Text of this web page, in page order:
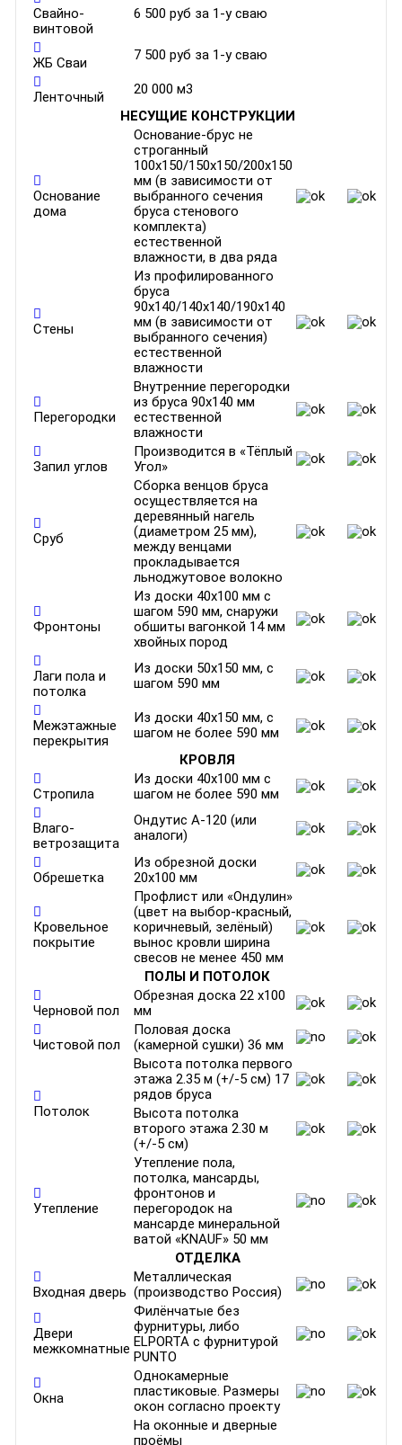
Свайно-
винтовой
6 500 руб за 1-у сваю
ЖБ Сваи 7 500 руб за 1-у сваю
Ленточный
20 000 м3
НЕСУЩИЕ КОНСТРУКЦИИ
Основание
дома
Основание-брус не
строганный
100х150/150х150/200х150
мм (в зависимости от
выбранного сечения
бруса стенового
комплекта)
естественной
влажности, в два ряда
Стены
Из профилированного
бруса
90х140/140х140/190х140
мм (в зависимости от
выбранного сечения)
естественной
влажности
Перегородки
Внутренние перегородки
из бруса 90х140 мм
естественной
влажности
Запил углов
Производится в «Тёплый
Угол»
Сруб
Сборка венцов бруса
осуществляется на
деревянный нагель
(диаметром 25 мм),
между венцами
прокладывается
льноджутовое волокно
Фронтоны
Из доски 40х100 мм с
шагом 590 мм, снаружи
обшиты вагонкой 14 мм
хвойных пород
Лаги пола и
потолка
Из доски 50х150 мм, с
шагом 590 мм
Межэтажные
перекрытия
Из доски 40х150 мм, с
шагом не более 590 мм
КРОВЛЯ
Стропила
Из доски 40х100 мм с
шагом не более 590 мм
Влаго-
ветрозащита
Ондутис А-120 (или
аналоги)
Обрешетка
Из обрезной доски
20х100 мм
Кровельное
покрытие
Профлист или «Ондулин»
(цвет на выбор-красный,
коричневый, зелёный)
вынос кровли ширина
свесов не менее 450 мм
ПОЛЫ И ПОТОЛОК
Черновой пол
Обрезная доска 22 х100
мм
Чистовой пол
Половая доска
(камерной сушки) 36 мм
Потолок
Высота потолка первого
этажа 2.35 м (+/-5 см) 17
рядов бруса
Высота потолка
второго этажа 2.30 м
(+/-5 см)
Утепление
Утепление пола,
потолка, мансарды,
фронтонов и
перегородок на
мансарде минеральной
ватой «KNAUF» 50 мм
ОТДЕЛКА
Входная дверь
Металлическая
(производство Россия)
Двери
межкомнатные
Филёнчатые без
фурнитуры, либо
ELPORTA c фурнитурой
PUNTO
Окна
Однокамерные
пластиковые. Размеры
окон согласно проекту
На оконные и дверные
проёмы